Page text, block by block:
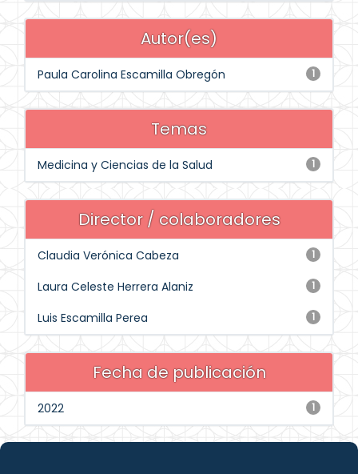
Autor(es)
1
Paula Carolina Escamilla Obregón
Temas
1
Medicina y Ciencias de la Salud
Director / colaboradores
1
Claudia Verónica Cabeza
1
Laura Celeste Herrera Alaniz
1
Luis Escamilla Perea
Fecha de publicación
1
2022